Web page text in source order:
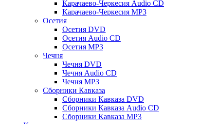
Карачаево-Черкесия Audio CD
Карачаево-Черкесия MP3
Осетия
Осетия DVD
Осетия Audio CD
Осетия MP3
Чечня
Чечня DVD
Чечня Audio CD
Чечня MP3
Сборники Кавказа
Сборники Кавказа DVD
Сборники Кавказа Audio CD
Сборники Кавказа MP3